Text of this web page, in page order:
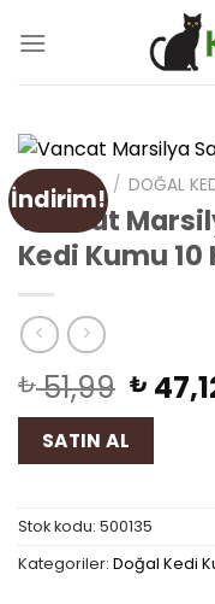
İndirim!
ANA SAYFA / DOĞAL
Vancat
Kedi Kumu 10
₺51,99 ₺
SATIN AL
Stok kodu: 500135
Kategoriler: Doğal Kedi